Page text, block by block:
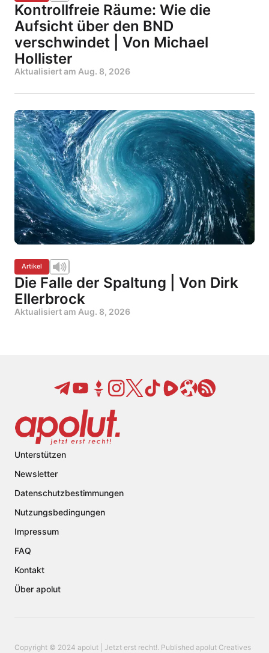
Kontrollfreie Räume: Wie die
Aufsicht über den BND
verschwindet | Von Michael
Hollister
Aktualisiert am Aug. 8, 2026
Artikel
Die Falle der Spaltung | Von Dirk
Ellerbrock
Aktualisiert am Aug. 8, 2026
Unterstützen
Newsletter
Datenschutzbestimmungen
Nutzungsbedingungen
Impressum
FAQ
Kontakt
Über apolut
Copyright © 2024 apolut | Jetzt erst recht!. Published apolut Creatives